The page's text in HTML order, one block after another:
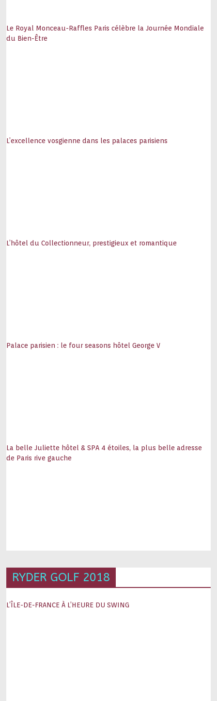
Le Royal Monceau-Raffles Paris célèbre la Journée Mondiale
du Bien-Être
L’excellence vosgienne dans les palaces parisiens
L’hôtel du Collectionneur, prestigieux et romantique
Palace parisien : le four seasons hôtel George V
La belle Juliette hôtel & SPA 4 étoiles, la plus belle adresse
de Paris rive gauche
RYDER GOLF 2018
L’ÎLE-DE-FRANCE À L’HEURE DU SWING